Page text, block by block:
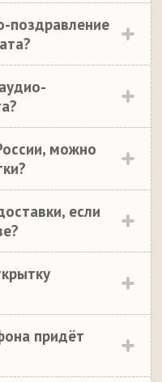
поздравление
можно
если
придёт